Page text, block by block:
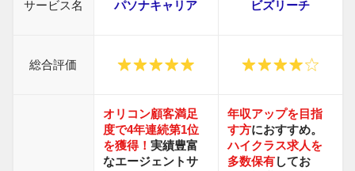
サービス名 パソナキャリア ビズリーチ
総合評価
オリコン顧客満足
度で4年連続第1位
を獲得！実績豊富
なエージェントサ
年収アップを目指
す方におすすめ。
ハイクラス求人を
多数保有してお